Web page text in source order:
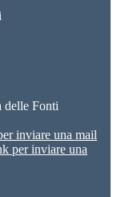
delle Fonti
inviare una mail
per inviare una